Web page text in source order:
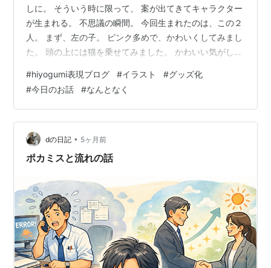
しに。 そういう時に限って、 案が出てきてキャラクター
が生まれる。 不思議の瞬間。 今回生まれたのは、この２
人。 まず、左の子。 ピンク多めで、かわいくしてみまし
た。 頭の上には猫を乗せてみました。 かわいい気がした
わいいです。 そして、右の子。 青と赤をベースに描いて
みました。 マフラーを上らへんの位置にして口元を隠し
てみました。 羊の耳を描いて、くるくるに。 これもかわ
いい。よきですね。 いつも通り、考えて描くじゃなく、
描いてから考えるタイプだなぁっと思います。 また 世界
に謎の住人が…
#hiyogumi表現ブログ #イラスト #グッズ化
#今日のお話 #なんとなく
dの日記 • 5ヶ月前
ポカミスと流れの話